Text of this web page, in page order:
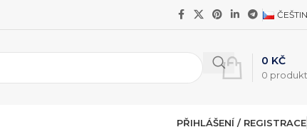
0
0 KČ
PŘIHLÁŠENÍ / REGISTRACE